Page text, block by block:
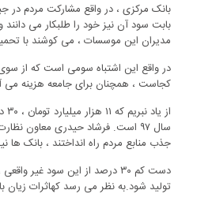
بانک مرکزی ، در واقع مشارکت مردم در
بابت سود آن نیز خود را طلبکار می
مدیران این موسسات ، می کوشند با
در واقع این اشتباه سومی است که از
کجاست ، همچنان برای جامعه هزینه می
سال ۹۷ است. فرشاد حیدری معاون
جذب منابع مردم راه انداختند ، بانک ها نیز مجبور به پرداخت ۲۰۰ هزار
تولید شود.به نظر می رسد کهاثرات